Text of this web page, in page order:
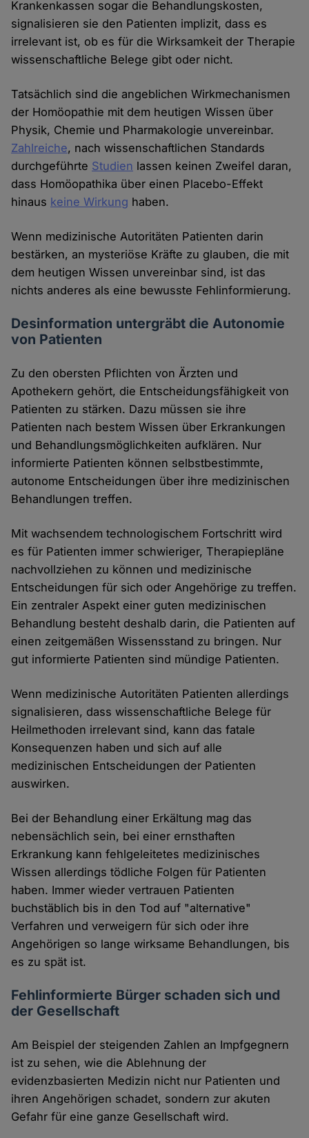
Krankenkassen sogar die Behandlungskosten,
signalisieren sie den Patienten implizit, dass es
irrelevant ist, ob es für die Wirksamkeit der Therapie
wissenschaftliche Belege gibt oder nicht.
Tatsächlich sind die angeblichen Wirkmechanismen
der Homöopathie mit dem heutigen Wissen über
Physik, Chemie und Pharmakologie unvereinbar.
Zahlreiche, nach wissenschaftlichen Standards
durchgeführte Studien lassen keinen Zweifel daran,
dass Homöopathika über einen Placebo-Effekt
hinaus keine Wirkung haben.
Wenn medizinische Autoritäten Patienten darin
bestärken, an mysteriöse Kräfte zu glauben, die mit
dem heutigen Wissen unvereinbar sind, ist das
nichts anderes als eine bewusste Fehlinformierung.
Desinformation untergräbt die Autonomie
von Patienten
Zu den obersten Pflichten von Ärzten und
Apothekern gehört, die Entscheidungsfähigkeit von
Patienten zu stärken. Dazu müssen sie ihre
Patienten nach bestem Wissen über Erkrankungen
und Behandlungsmöglichkeiten aufklären. Nur
informierte Patienten können selbstbestimmte,
autonome Entscheidungen über ihre medizinischen
Behandlungen treffen.
Mit wachsendem technologischem Fortschritt wird
es für Patienten immer schwieriger, Therapiepläne
nachvollziehen zu können und medizinische
Entscheidungen für sich oder Angehörige zu treffen.
Ein zentraler Aspekt einer guten medizinischen
Behandlung besteht deshalb darin, die Patienten auf
einen zeitgemäßen Wissensstand zu bringen. Nur
gut informierte Patienten sind mündige Patienten.
Wenn medizinische Autoritäten Patienten allerdings
signalisieren, dass wissenschaftliche Belege für
Heilmethoden irrelevant sind, kann das fatale
Konsequenzen haben und sich auf alle
medizinischen Entscheidungen der Patienten
auswirken.
Bei der Behandlung einer Erkältung mag das
nebensächlich sein, bei einer ernsthaften
Erkrankung kann fehlgeleitetes medizinisches
Wissen allerdings tödliche Folgen für Patienten
haben. Immer wieder vertrauen Patienten
buchstäblich bis in den Tod auf "alternative"
Verfahren und verweigern für sich oder ihre
Angehörigen so lange wirksame Behandlungen, bis
es zu spät ist.
Fehlinformierte Bürger schaden sich und
der Gesellschaft
Am Beispiel der steigenden Zahlen an Impfgegnern
ist zu sehen, wie die Ablehnung der
evidenzbasierten Medizin nicht nur Patienten und
ihren Angehörigen schadet, sondern zur akuten
Gefahr für eine ganze Gesellschaft wird.